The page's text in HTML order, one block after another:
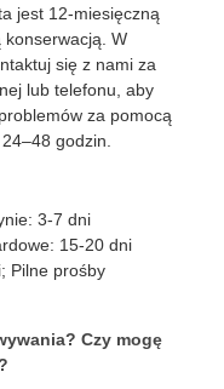
jest 12-miesięczną
konserwacją. W
się z nami za
lub telefonu, aby
za pomocą
godzin.
3-7 dni
15-20 dni
Pilne prośby
Czy mogę